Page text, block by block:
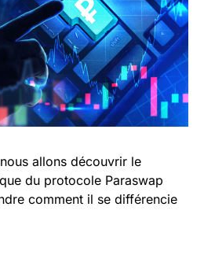
allons découvrir le
du protocole Paraswap
comment il se différencie